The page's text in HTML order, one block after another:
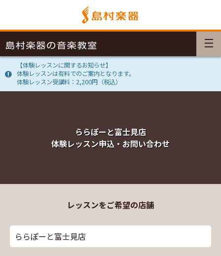
【体験レッスンに関するお知らせ】
体験レッスンは有料でのご案内となります。
体験レッスン受講料：2,200円（税込）
ららぽーと富士見店
体験レッスン申込・お問い合わせ
レッスンをご希望の店舗
ららぽーと富士見店